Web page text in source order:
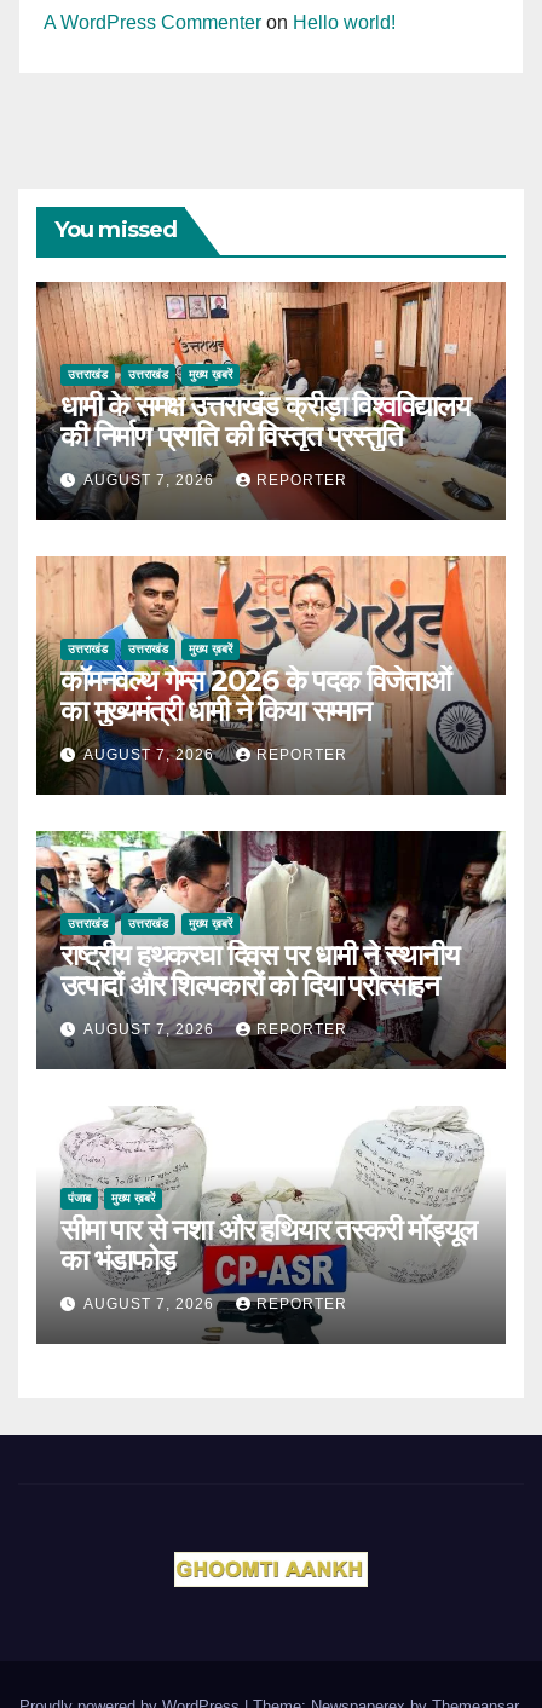
A WordPress Commenter on Hello world!
You missed
उत्तराखंड उत्तराखंड मुख्य ख़बरें
धामी के समक्ष उत्तराखंड क्रीड़ा विश्वविद्यालय
की निर्माण प्रगति की विस्तृत प्रस्तुति
AUGUST 7, 2026 REPORTER
उत्तराखंड उत्तराखंड मुख्य ख़बरें
कॉमनवेल्थ गेम्स 2026 के पदक विजेताओं
का मुख्यमंत्री धामी ने किया सम्मान
AUGUST 7, 2026 REPORTER
उत्तराखंड उत्तराखंड मुख्य ख़बरें
राष्ट्रीय हथकरघा दिवस पर धामी ने स्थानीय
उत्पादों और शिल्पकारों को दिया प्रोत्साहन
AUGUST 7, 2026 REPORTER
पंजाब मुख्य ख़बरें
सीमा पार से नशा और हथियार तस्करी मॉड्यूल
का भंडाफोड़
AUGUST 7, 2026 REPORTER